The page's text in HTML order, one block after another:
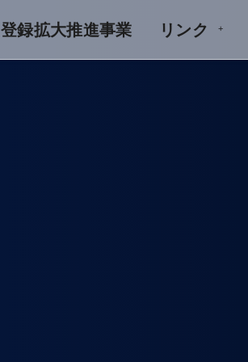
登録拡大推進事業 リンク